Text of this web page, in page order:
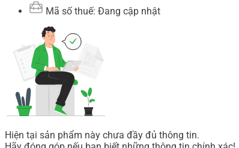
Mã số thuế: Đang cập nhật
Hiện tại sản phẩm này chưa đầy đủ thông tin.